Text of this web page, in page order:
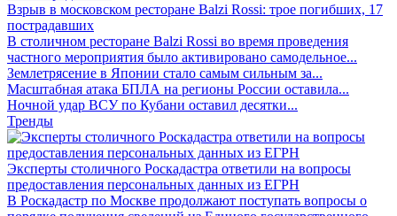
Взрыв в московском ресторане Balzi Rossi: трое погибших, 17
пострадавших
В столичном ресторане Balzi Rossi во время проведения
частного мероприятия было активировано самодельное...
Землетрясение в Японии стало самым сильным за...
Масштабная атака БПЛА на регионы России оставила...
Ночной удар ВСУ по Кубани оставил десятки...
Тренды
Эксперты столичного Роскадастра ответили на вопросы
предоставления персональных данных из ЕГРН
В Роскадастр по Москве продолжают поступать вопросы о